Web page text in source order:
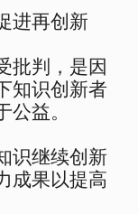
再创新
判，是因
知识创新者
益。
继续创新
成果以提高